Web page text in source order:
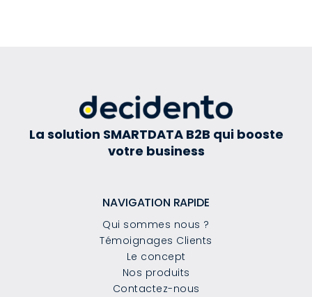
La solution SMARTDATA B2B qui booste
votre business
NAVIGATION RAPIDE
Qui sommes nous ?
Témoignages Clients
Le concept
Nos produits
Contactez-nous